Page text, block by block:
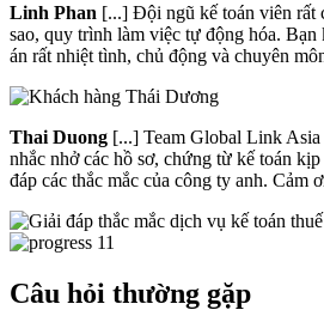
Linh Phan [...] Đội ngũ kế toán viên rất
sao, quy trình làm việc tự động hóa.
án rất nhiệt tình, chủ động và chuyên
Thai Duong [...] Team Global Link Asia
nhắc nhở các hồ sơ, chứng từ kế toán
đáp các thắc mắc của công ty anh. Cảm
Câu hỏi thường gặp